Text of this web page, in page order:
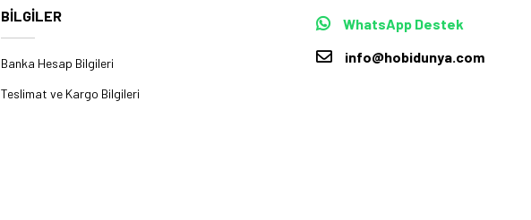
BİLGİLER
Banka Hesap Bilgileri
Teslimat ve Kargo Bilgileri
WhatsApp Destek
info@hobidunya.com